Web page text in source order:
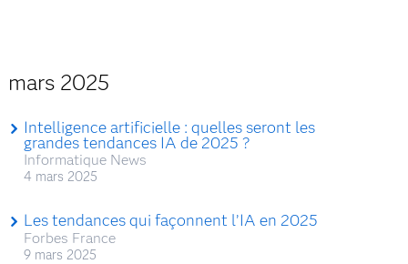
mars 2025
Intelligence artificielle : quelles seront les
grandes tendances IA de 2025 ?
Informatique News
4 mars 2025
Les tendances qui façonnent l’IA en 2025
Forbes France
9 mars 2025